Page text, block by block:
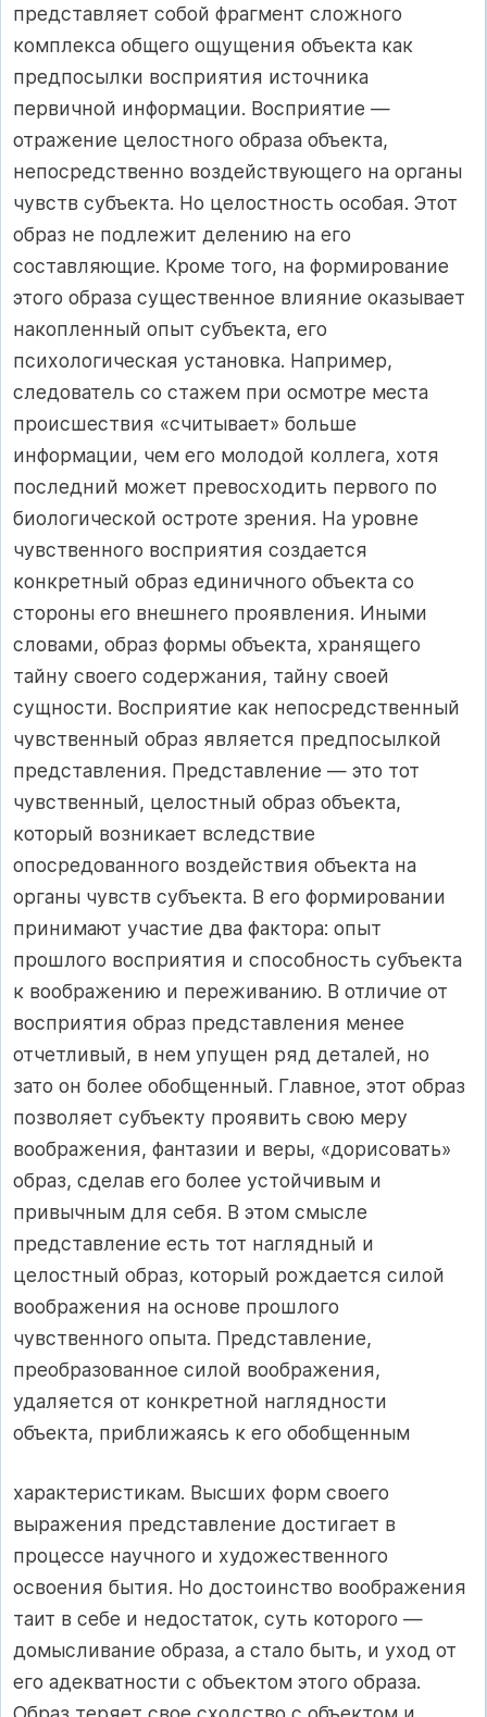
представляет собой фрагмент сложного
комплекса общего ощущения объекта как
предпосылки восприятия источника
первичной информации. Восприятие —
отражение целостного образа объекта,
непосредственно воздействующего на органы
чувств субъекта. Но целостность особая. Этот
образ не подлежит делению на его
составляющие. Кроме того, на формирование
этого образа существенное влияние оказывает
накопленный опыт субъекта, его
психологическая установка. Например,
следователь со стажем при осмотре места
происшествия «считывает» больше
информации, чем его молодой коллега, хотя
последний может превосходить первого по
биологической остроте зрения. На уровне
чувственного восприятия создается
конкретный образ единичного объекта со
стороны его внешнего проявления. Иными
словами, образ формы объекта, хранящего
тайну своего содержания, тайну своей
сущности. Восприятие как непосредственный
чувственный образ является предпосылкой
представления. Представление — это тот
чувственный, целостный образ объекта,
который возникает вследствие
опосредованного воздействия объекта на
органы чувств субъекта. В его формировании
принимают участие два фактора: опыт
прошлого восприятия и способность субъекта
к воображению и переживанию. В отличие от
восприятия образ представления менее
отчетливый, в нем упущен ряд деталей, но
зато он более обобщенный. Главное, этот образ
позволяет субъекту проявить свою меру
воображения, фантазии и веры, «дорисовать»
образ, сделав его более устойчивым и
привычным для себя. В этом смысле
представление есть тот наглядный и
целостный образ, который рождается силой
воображения на основе прошлого
чувственного опыта. Представление,
преобразованное силой воображения,
удаляется от конкретной наглядности
объекта, приближаясь к его обобщенным
характеристикам. Высших форм своего
выражения представление достигает в
процессе научного и художественного
освоения бытия. Но достоинство воображения
таит в себе и недостаток, суть которого —
домысливание образа, а стало быть, и уход от
его адекватности с объектом этого образа.